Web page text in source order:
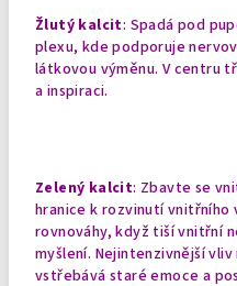
Žlutý kalcit: Spadá pod
plexu, kde podporuje
látkovou výměnu. V centru
a inspiraci.
Zelený kalcit: Zbavte se
hranice k rozvinutí vnitřního
rovnováhy, když tiší vnitřní
myšlení. Nejintenzivnější
vstřebává staré emoce a